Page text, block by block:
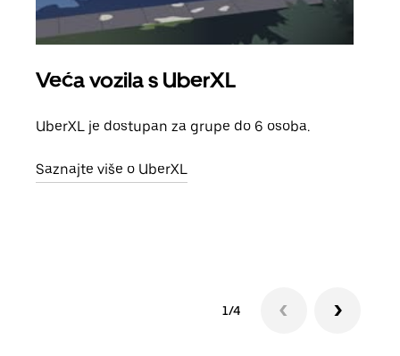
Veća vozila s UberXL
UberXL je dostupan za grupe do 6 osoba.
Saznajte više o UberXL
1/4